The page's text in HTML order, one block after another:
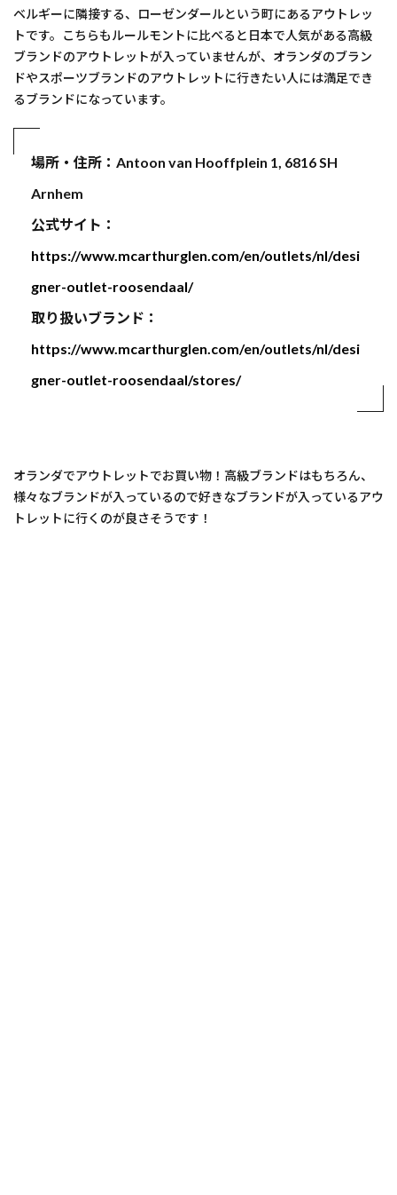
ベルギーに隣接する、ローゼンダールという町にあるアウトレッ
トです。こちらもルールモントに比べると日本で人気がある高級
ブランドのアウトレットが入っていませんが、オランダのブラン
ドやスポーツブランドのアウトレットに行きたい人には満足でき
るブランドになっています。
場所・住所：Antoon van Hooffplein 1, 6816 SH
Arnhem
公式サイト：
https://www.mcarthurglen.com/en/outlets/nl/desi
gner-outlet-roosendaal/
取り扱いブランド：
https://www.mcarthurglen.com/en/outlets/nl/desi
gner-outlet-roosendaal/stores/
オランダでアウトレットでお買い物！高級ブランドはもちろん、
様々なブランドが入っているので好きなブランドが入っているアウ
トレットに行くのが良さそうです！